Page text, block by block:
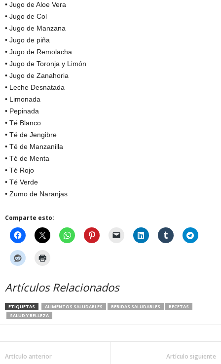
• Jugo de Aloe Vera
• Jugo de Col
• Jugo de Manzana
• Jugo de piña
• Jugo de Remolacha
• Jugo de Toronja y Limón
• Jugo de Zanahoria
• Leche Desnatada
• Limonada
• Pepinada
• Té Blanco
• Té de Jengibre
• Té de Manzanilla
• Té de Menta
• Té Rojo
• Té Verde
• Zumo de Naranjas
Comparte esto:
Artículos Relacionados
ETIQUETAS ALIMENTOS SALUDABLES BEBIDAS SALUDABLES
RECETAS
SALUD Y BELLEZA
Artículo anterior Artículo siguiente